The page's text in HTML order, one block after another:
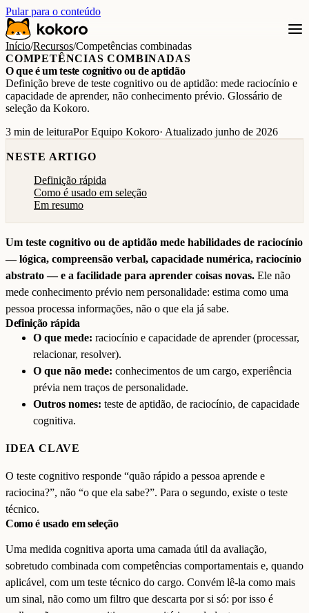
Pular para o conteúdo
Início/Recursos/Competências combinadas
COMPETÊNCIAS COMBINADAS
O que é um teste cognitivo ou de aptidão
Definição breve de teste cognitivo ou de aptidão: mede raciocínio e
capacidade de aprender, não conhecimento prévio. Glossário de
seleção da Kokoro.
3 min de leituraPor Equipo Kokoro· Atualizado junho de 2026
NESTE ARTIGO
Definição rápida
Como é usado em seleção
Em resumo
Um teste cognitivo ou de aptidão mede habilidades de raciocínio
— lógica, compreensão verbal, capacidade numérica, raciocínio
abstrato — e a facilidade para aprender coisas novas. Ele não
mede conhecimento prévio nem personalidade: estima como uma
pessoa processa informações, não o que ela já sabe.
Definição rápida
O que mede: raciocínio e capacidade de aprender (processar,
relacionar, resolver).
O que não mede: conhecimentos de um cargo, experiência
prévia nem traços de personalidade.
Outros nomes: teste de aptidão, de raciocínio, de capacidade
cognitiva.
IDEA CLAVE
O teste cognitivo responde “quão rápido a pessoa aprende e
raciocina?”, não “o que ela sabe?”. Para o segundo, existe o teste
técnico.
Como é usado em seleção
Uma medida cognitiva aporta uma camada útil da avaliação,
sobretudo combinada com competências comportamentais e, quando
aplicável, com um teste técnico do cargo. Convém lê-la como mais
um sinal, não como um filtro que descarta por si só: por isso é